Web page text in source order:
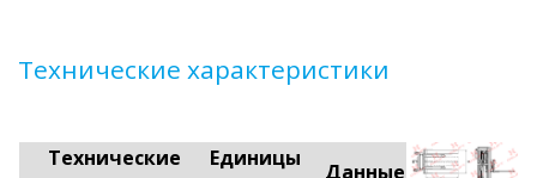
Технические характеристики
Технические
Единицы
Данные